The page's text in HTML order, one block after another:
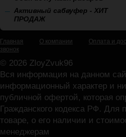
Активный сабвуфер - ХИТ
ПРОДАЖ
Главная О компании Оплата и
звонок
© 2026 ZloyZvuk96
Вся информация на данном
информационный характер и
публичной офертой, которая
Гражданского кодекса РФ.
товаре, о его наличии и
менеджерам